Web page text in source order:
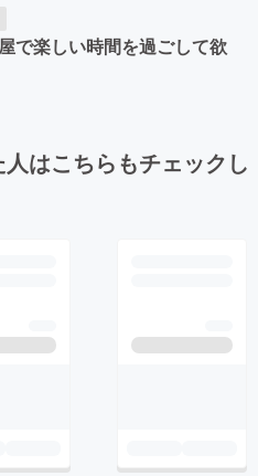
で楽しい時間を過ごして欲
はこちらもチェックし